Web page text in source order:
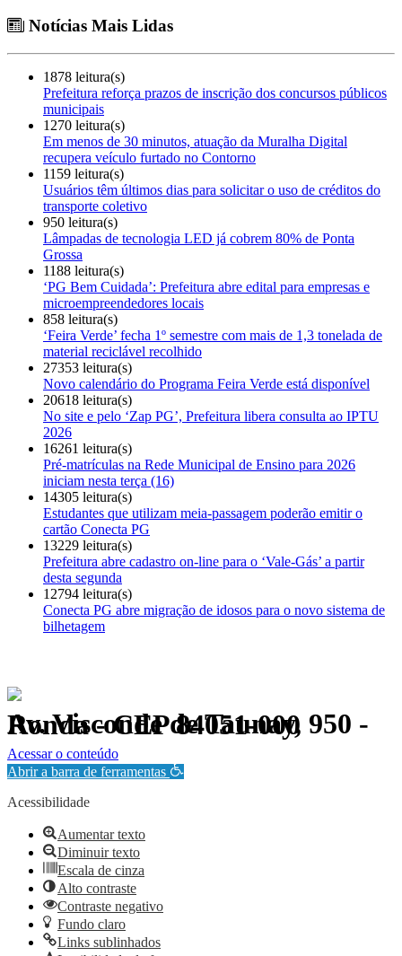
Notícias Mais Lidas
1878 leitura(s)
Prefeitura reforça prazos de inscrição dos concursos públicos
municipais
1270 leitura(s)
Em menos de 30 minutos, atuação da Muralha Digital
recupera veículo furtado no Contorno
1159 leitura(s)
Usuários têm últimos dias para solicitar o uso de créditos do
transporte coletivo
950 leitura(s)
Lâmpadas de tecnologia LED já cobrem 80% de Ponta
Grossa
1188 leitura(s)
‘PG Bem Cuidada’: Prefeitura abre edital para empresas e
microempreendedores locais
858 leitura(s)
‘Feira Verde’ fecha 1º semestre com mais de 1,3 tonelada de
material reciclável recolhido
27353 leitura(s)
Novo calendário do Programa Feira Verde está disponível
20618 leitura(s)
No site e pelo ‘Zap PG’, Prefeitura libera consulta ao IPTU
2026
16261 leitura(s)
Pré-matrículas na Rede Municipal de Ensino para 2026
iniciam nesta terça (16)
14305 leitura(s)
Estudantes que utilizam meia-passagem poderão emitir o
cartão Conecta PG
13229 leitura(s)
Prefeitura abre cadastro on-line para o ‘Vale-Gás’ a partir
desta segunda
12794 leitura(s)
Conecta PG abre migração de idosos para o novo sistema de
bilhetagem
Av. Visconde de Taunay, 950 - Ronda - CEP 84051-000
Política de Privacidade.
Acessar o conteúdo
Abrir a barra de ferramentas
Acessibilidade
Aumentar texto
Diminuir texto
Escala de cinza
Alto contraste
Contraste negativo
Fundo claro
Links sublinhados